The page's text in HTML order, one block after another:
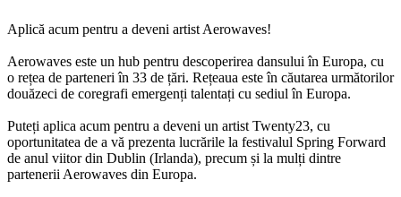
Aplică acum pentru a deveni artist Aerowaves!
Aerowaves este un hub pentru descoperirea dansului în Europa, cu
o rețea de parteneri în 33 de țări. Rețeaua este în căutarea următorilor
douăzeci de coregrafi emergenți talentați cu sediul în Europa.
Puteți aplica acum pentru a deveni un artist Twenty23, cu
oportunitatea de a vă prezenta lucrările la festivalul Spring Forward
de anul viitor din Dublin (Irlanda), precum și la mulți dintre
partenerii Aerowaves din Europa.